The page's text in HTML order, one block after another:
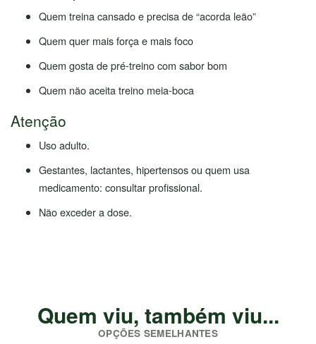
Quem treina cansado e precisa de “acorda leão”
Quem quer mais força e mais foco
Quem gosta de pré-treino com sabor bom
Quem não aceita treino meia-boca
Atenção
Uso adulto.
Gestantes, lactantes, hipertensos ou quem usa
medicamento: consultar profissional.
Não exceder a dose.
Quem viu, também viu...
OPÇÕES SEMELHANTES